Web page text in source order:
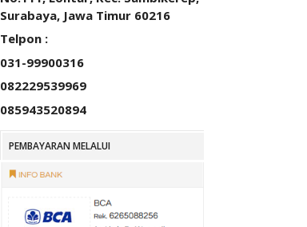
Surabaya, Jawa Timur 60216
Telpon :
031-99900316
082229539969
085943520894
PEMBAYARAN MELALUI